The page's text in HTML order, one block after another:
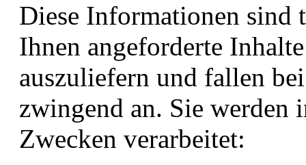
Diese Informationen sind
Ihnen angeforderte
auszuliefern und fallen
zwingend an. Sie werden
Zwecken verarbeitet: